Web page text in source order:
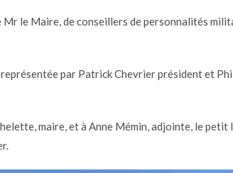
le Maire, de conseillers de personnalités
par Patrick Chevrier président et
maire, et à Anne Mémin, adjointe, le petit